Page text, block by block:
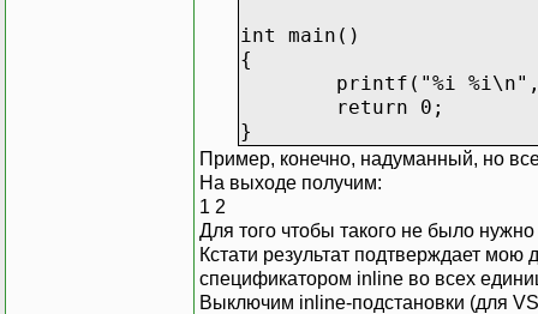
int main()
{
printf("%i
return 0;
}
Пример, конечно, надуманный, но
На выходе получим:
1 2
Для того чтобы такого не было
Кстати результат подтверждает мою
спецификатором inline во всех
Выключим inline-подстановки (для